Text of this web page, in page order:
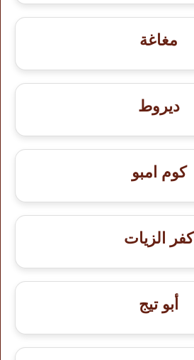
مغاغة
ديروط
كوم امبو
كفر الزيات
أبو تيج